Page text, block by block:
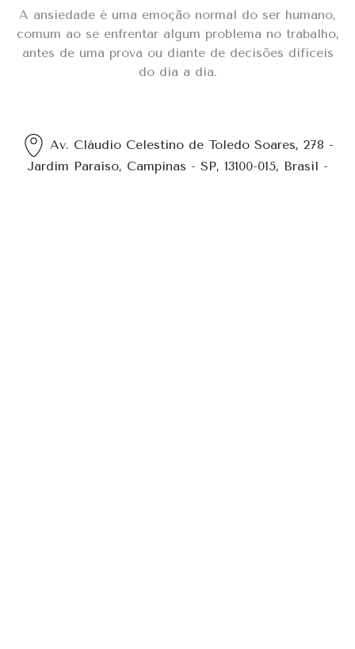
A ansiedade é uma emoção normal do ser humano,
comum ao se enfrentar algum problema no trabalho,
antes de uma prova ou diante de decisões difíceis
do dia a dia.
Av. Cláudio Celestino de Toledo Soares, 278 -
Jardim Paraíso, Campinas - SP, 13100-015, Brasil -